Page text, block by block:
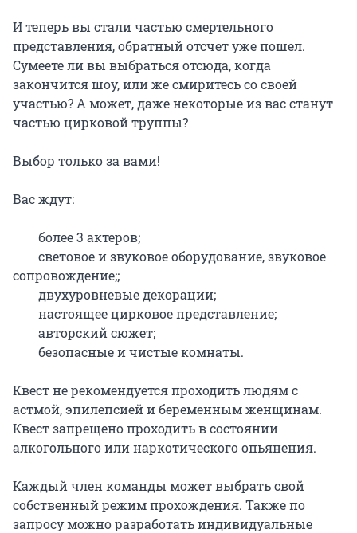
И теперь вы стали частью смертельного
представления, обратный отсчет уже пошел.
Сумеете ли вы выбраться отсюда, когда
закончится шоу, или же смиритесь со своей
участью? А может, даже некоторые из вас станут
частью цирковой труппы?
Выбор только за вами!
Вас ждут:
сопровождение;;
Квест не рекомендуется проходить людям с
астмой, эпилепсией и беременным женщинам.
Квест запрещено проходить в состоянии
алкогольного или наркотического опьянения.
Каждый член команды может выбрать свой
собственный режим прохождения. Также по
запросу можно разработать индивидуальные